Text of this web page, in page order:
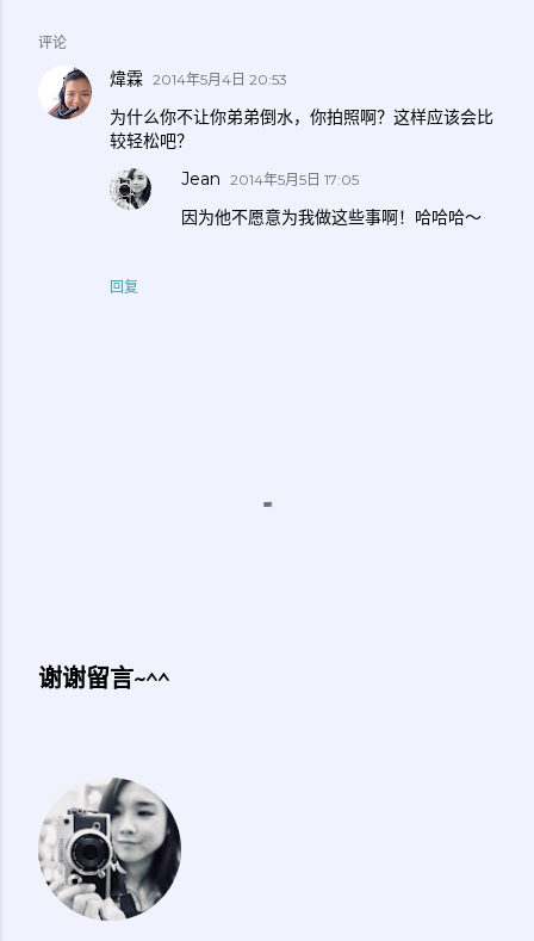
评论
煒霖 2014年5月4日 20:53
为什么你不让你弟弟倒水，你拍照啊？这样应该会比
较轻松吧？
回复
Jean 2014年5月5日 17:05
因为他不愿意为我做这些事啊！哈哈哈～
论
谢谢留言~^^